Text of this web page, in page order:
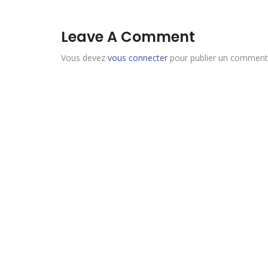
Leave A Comment
Vous devez vous connecter pour publier un